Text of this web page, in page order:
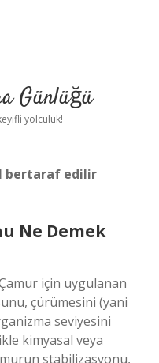
Günlüğü
yolculuk!
bertaraf edilir
Ne Demek
için uygulanan
çürümesini (yani
seviyesini
kimyasal veya
stabilizasyonu,